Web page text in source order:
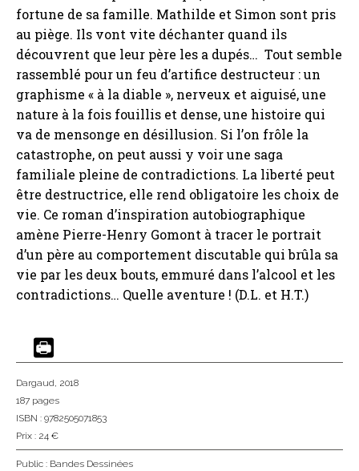
fortune de sa famille. Mathilde et Simon sont pris
au piège. Ils vont vite déchanter quand ils
découvrent que leur père les a dupés… Tout semble
rassemblé pour un feu d’artifice destructeur : un
graphisme « à la diable », nerveux et aiguisé, une
nature à la fois fouillis et dense, une histoire qui
va de mensonge en désillusion. Si l’on frôle la
catastrophe, on peut aussi y voir une saga
familiale pleine de contradictions. La liberté peut
être destructrice, elle rend obligatoire les choix de
vie. Ce roman d’inspiration autobiographique
amène Pierre-Henry Gomont à tracer le portrait
d’un père au comportement discutable qui brûla sa
vie par les deux bouts, emmuré dans l’alcool et les
contradictions… Quelle aventure ! (D.L. et H.T.)
Dargaud, 2018
187 pages
ISBN : 9782505071853
Prix : 24 €
Public : Bandes Dessinées